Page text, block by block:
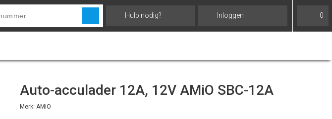
Hulp nodig? Inloggen 0
Auto-acculader 12A, 12V AMiO SBC-12A
Merk: AMiO